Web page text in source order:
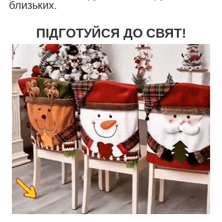
близьких.
ПІДГОТУЙСЯ ДО СВЯТ!